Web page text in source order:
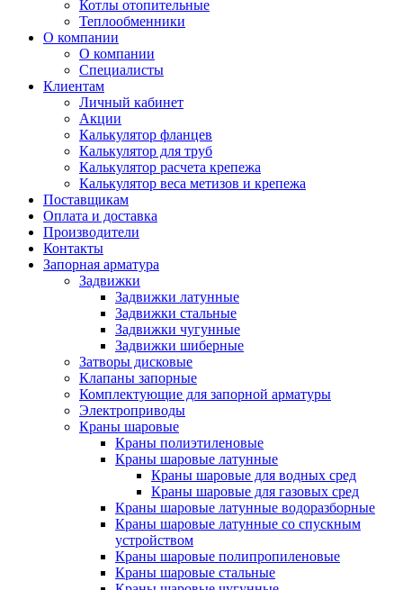
Котлы отопительные
Теплообменники
О компании
О компании
Специалисты
Клиентам
Личный кабинет
Акции
Калькулятор фланцев
Калькулятор для труб
Калькулятор расчета крепежа
Калькулятор веса метизов и крепежа
Поставщикам
Оплата и доставка
Производители
Контакты
Запорная арматура
Задвижки
Задвижки латунные
Задвижки стальные
Задвижки чугунные
Задвижки шиберные
Затворы дисковые
Клапаны запорные
Комплектующие для запорной арматуры
Электроприводы
Краны шаровые
Краны полиэтиленовые
Краны шаровые латунные
Краны шаровые для водных сред
Краны шаровые для газовых сред
Краны шаровые латунные водоразборные
Краны шаровые латунные со спускным
устройством
Краны шаровые полипропиленовые
Краны шаровые стальные